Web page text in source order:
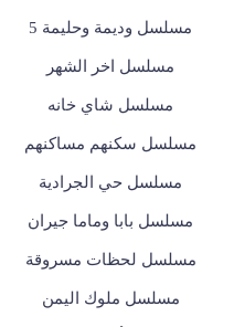
مسلسل وديمة وحليمة 5
مسلسل اخر الشهر
مسلسل شاي خانه
مسلسل سكنهم مساكنهم
مسلسل حي الجرادية
مسلسل بابا وماما جيران
مسلسل لحظات مسروقة
مسلسل ملوك اليمن